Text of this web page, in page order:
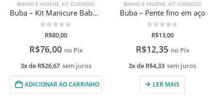
BANHO E HIGIENE KIT CUIDADOS
Buba – Kit Manicure Baby Branco
de 5
R$80,00
R$76,00 no Pix
3x de R$26,67 sem juros
ADICIONAR AO CARRINHO
BANHO E HIGIENE KIT CUIDADOS
Buba – Pente fino em aço
de 5
R$13,00
R$12,35 no Pix
3x de R$4,33 sem juros
LER MAIS